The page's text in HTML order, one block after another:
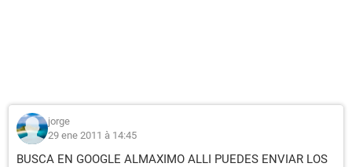
jorge
29 ene 2011 à 14:45
BUSCA EN GOOGLE ALMAXIMO ALLI PUEDES ENVIAR LOS